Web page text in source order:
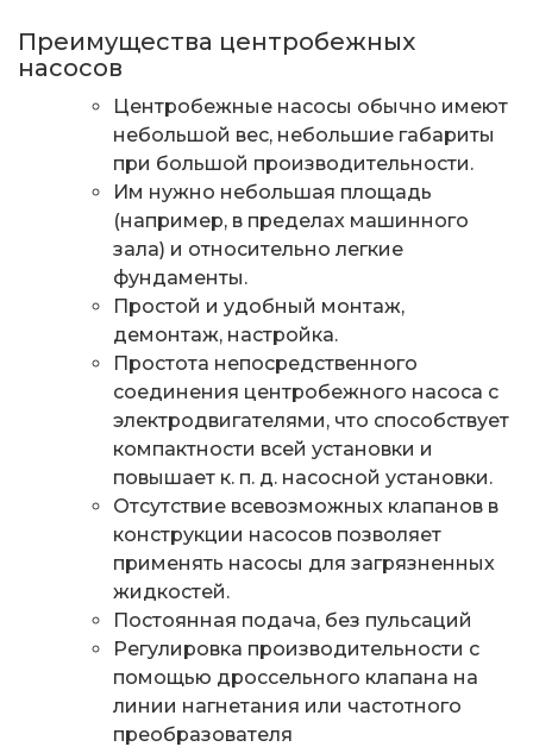
Преимущества центробежных
насосов
Центробежные насосы обычно имеют
небольшой вес, небольшие габариты
при большой производительности.
Им нужно небольшая площадь
(например, в пределах машинного
зала) и относительно легкие
фундаменты.
Простой и удобный монтаж,
демонтаж, настройка.
Простота непосредственного
соединения центробежного насоса с
электродвигателями, что способствует
компактности всей установки и
повышает к. п. д. насосной установки.
Отсутствие всевозможных клапанов в
конструкции насосов позволяет
применять насосы для загрязненных
жидкостей.
Постоянная подача, без пульсаций
Регулировка производительности с
помощью дроссельного клапана на
линии нагнетания или частотного
преобразователя